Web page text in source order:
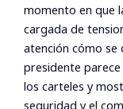
momento en que
cargada de
atención cómo se
presidente
los carteles y
seguridad y el